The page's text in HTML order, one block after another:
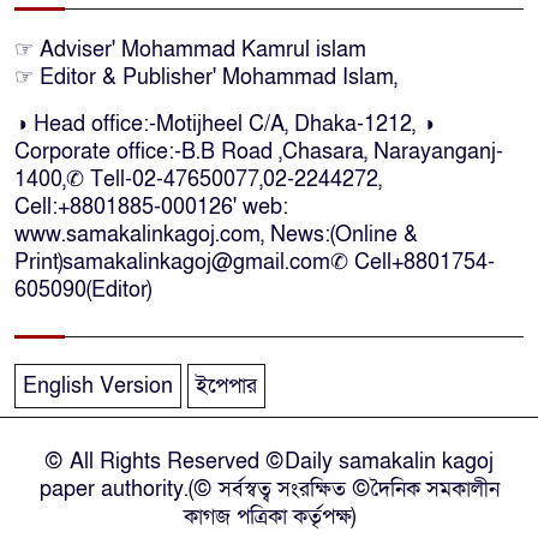
কক্সবাজারে কোস্টগার্ডের অভিযানে
দেশীয় মদসহ আটক-৪
দক্ষিণ আফ্রিকায় দোকানে আগুন, ৬
বাংলাদেশি নিহত
দৃষ্টিপ্রতিবন্ধী শিক্ষার্থী পাশে দাঁড়ালেন
নারায়ণগঞ্জে পুলিশ কর্মকর্তার ঝুলন্ত
মরদেহ উদ্ধার
নারায়ণগঞ্জে চরম গ্যাস সংকটে মুখ
থুবড়ে পড়েছে দেড়শ কলকারখানা
☞ Adviser' Mohammad Kamrul islam
☞ Editor & Publisher' Mohammad Islam,
◑ Head office:-Motijheel C/A, Dhaka-1212, ◑
Corporate office:-B.B Road ,Chasara, Narayanganj-
1400,✆ Tell-02-47650077,02-2244272,
Cell:+8801885-000126' web:
www.samakalinkagoj.com, News:(Online &
Print)samakalinkagoj@gmail.com✆ Cell+8801754-
605090(Editor)
English Version ইপেপার
© All Rights Reserved ©Daily samakalin kagoj
paper authority.(© সর্বস্বত্ব সংরক্ষিত ©দৈনিক সমকালীন
কাগজ পত্রিকা কর্তৃপক্ষ)